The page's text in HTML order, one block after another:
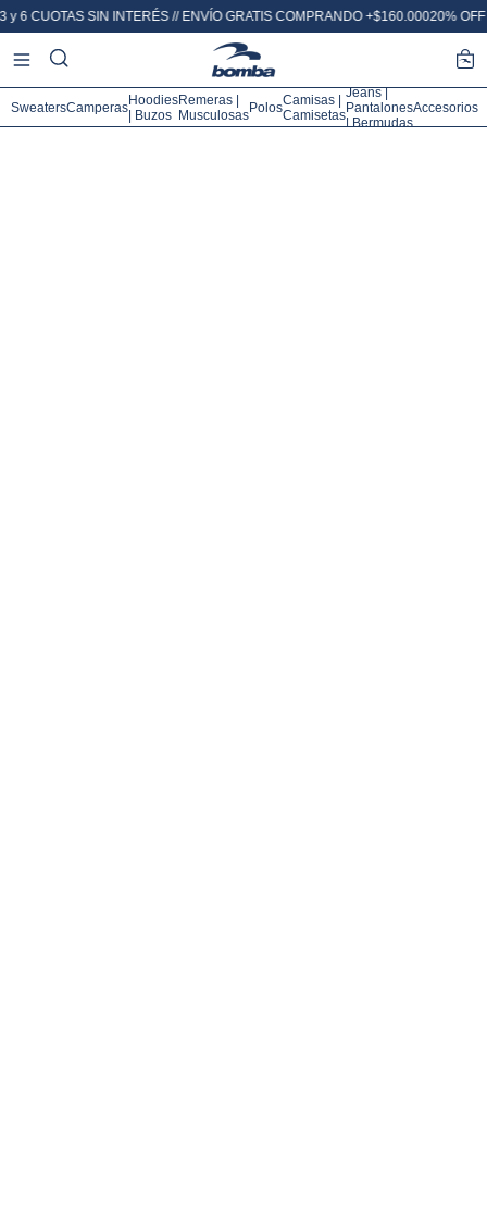
SIN INTERÉS // ENVÍO GRATIS COMPRANDO +$160.00020% OFF POR
SweatersCamperasHoodies
| Buzos
Remeras |
MusculosasPolosCamisas |
Camisetas
Jeans |
Pantalones
| Bermudas
Accesorios